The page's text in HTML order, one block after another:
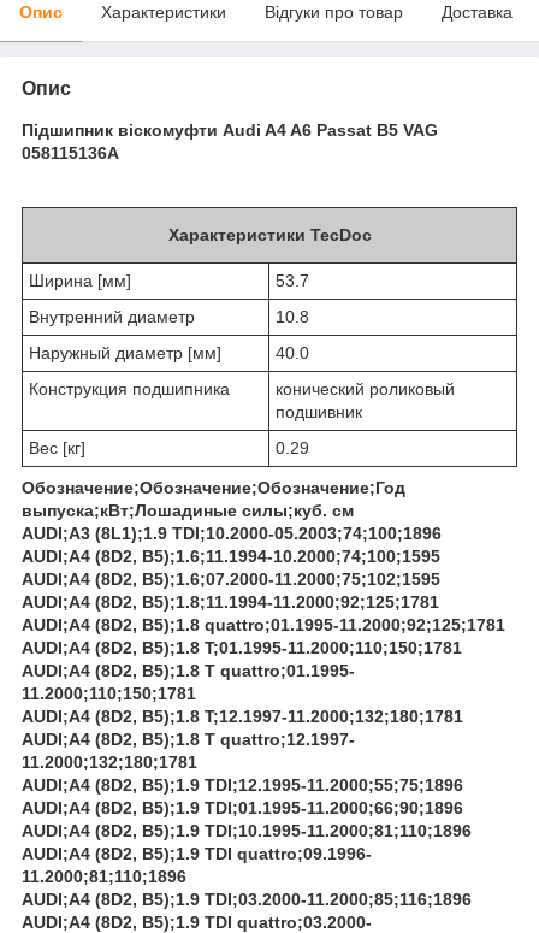
Опис Характеристики Відгуки про товар Доставка
Опис
Підшипник віскомуфти Audi A4 A6 Passat B5 VAG
058115136A
Характеристики TecDoc
Ширина [мм]
53.7
Внутренний диаметр
10.8
Наружный диаметр [мм]
40.0
Конструкция подшипника
конический роликовый
подшивник
Вес [кг]
0.29
Обозначение;Обозначение;Обозначение;Год
выпуска;кВт;Лошадиные силы;куб. см
AUDI;A3 (8L1);1.9 TDI;10.2000-05.2003;74;100;1896
AUDI;A4 (8D2, B5);1.6;11.1994-10.2000;74;100;1595
AUDI;A4 (8D2, B5);1.6;07.2000-11.2000;75;102;1595
AUDI;A4 (8D2, B5);1.8;11.1994-11.2000;92;125;1781
AUDI;A4 (8D2, B5);1.8 quattro;01.1995-11.2000;92;125;1781
AUDI;A4 (8D2, B5);1.8 T;01.1995-11.2000;110;150;1781
AUDI;A4 (8D2, B5);1.8 T quattro;01.1995-
11.2000;110;150;1781
AUDI;A4 (8D2, B5);1.8 T;12.1997-11.2000;132;180;1781
AUDI;A4 (8D2, B5);1.8 T quattro;12.1997-
11.2000;132;180;1781
AUDI;A4 (8D2, B5);1.9 TDI;12.1995-11.2000;55;75;1896
AUDI;A4 (8D2, B5);1.9 TDI;01.1995-11.2000;66;90;1896
AUDI;A4 (8D2, B5);1.9 TDI;10.1995-11.2000;81;110;1896
AUDI;A4 (8D2, B5);1.9 TDI quattro;09.1996-
11.2000;81;110;1896
AUDI;A4 (8D2, B5);1.9 TDI;03.2000-11.2000;85;116;1896
AUDI;A4 (8D2, B5);1.9 TDI quattro;03.2000-